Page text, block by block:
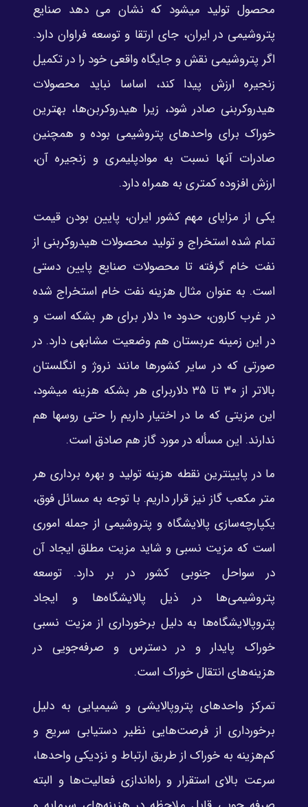
محصول تولید میشود که نشان می دهد صنایع
پتروشیمی در ایران، جای ارتقا و توسعه فراوان دارد.
اگر پتروشیمی نقش و جایگاه واقعی خود را در تکمیل
زنجیره ارزش پیدا کند، اساسا نباید محصولات
هیدروکربنی صادر شود، زیرا هیدروکربن‌ها، بهترین
خوراک برای واحدهای پتروشیمی بوده و همچنین
صادرات آنها نسبت به مواد‌پلیمری و زنجیره آن،
ارزش افزوده کمتری به همراه دارد.
یکی از مزایای مهم کشور ایران، پایین بودن قیمت
تمام شده استخراج و تولید محصولات هیدروکربنی از
نفت خام گرفته تا محصولات صنایع پایین دستی
است. به عنوان مثال هزینه نفت خام استخراج شده
در غرب کارون، حدود ۱۰ دلار برای هر بشکه است و
در این زمینه عربستان هم وضعیت مشابهی دارد. در
صورتی که در سایر کشورها مانند نروژ و انگلستان
بالاتر از ۳۰ تا ۳۵ دلاربرای هر بشکه هزینه می­شود،
این مزیتی که ما در اختیار داریم را حتی روس­ها هم
ندارند. این مسأله در مورد گاز هم صادق است.
ما در پایین­ترین نقطه هزینه تولید و بهره­ برداری هر
متر مکعب گاز نیز قرار داریم. با توجه به مسائل فوق،
یکپارچه‌سازی پالایشگاه و پتروشیمی از جمله اموری
است که مزیت نسبی و شاید مزیت مطلق ایجاد آن
در سواحل جنوبی کشور در بر دارد. توسعه
پتروشیمی‌ها در ذیل پالایشگاه‌ها و ایجاد
پتروپالایشگاه‌ها به دلیل برخورداری از مزیت نسبی
خوراک پایدار و در دسترس و صرفه‌جویی در
هزینه‌های انتقال خوراک است.
تمرکز واحدهای پتروپالایشی و شیمیایی به دلیل
برخورداری از فرصت‌هایی نظیر دستیابی سریع و
کم‌هزینه به خوراک از طریق ارتباط و نزدیکی واحدها،
سرعت بالای استقرار و راه‌اندازی فعالیت‌ها و البته